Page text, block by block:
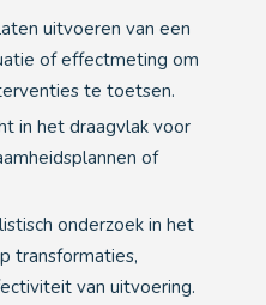
uitvoeren van een
of effectmeting om
te toetsen.
in het draagvlak voor
of
onderzoek in het
transformaties,
van uitvoering.